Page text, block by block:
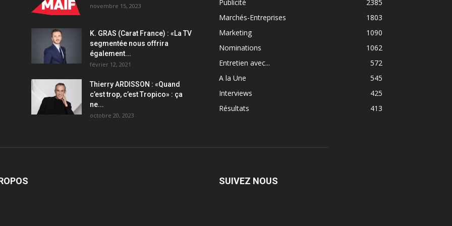
novembre 15, 2023
K. GRAS (Carat France) : «La TV
segmentée nous offrira
également...
février 12, 2021
Thierry ARDISSON : «Quand
c’est trop, c’est Tropico» : ça
ne...
octobre 20, 2023
Publicité
2385
Marchés-Entreprises
1803
Marketing
1090
Nominations
1062
Entretien avec...
572
A la Une
545
Interviews
425
Résultats
413
SUIVEZ NOUS